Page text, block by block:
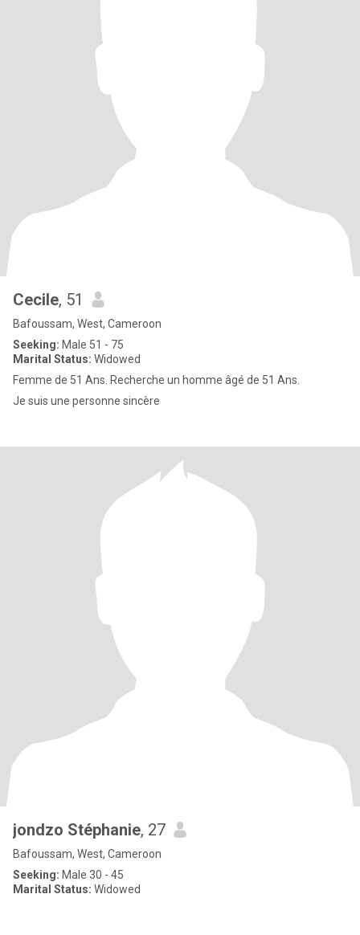
Cecile, 51
Bafoussam, West, Cameroon
Seeking: Male 51 - 75
Marital Status: Widowed
Femme de 51 Ans. Recherche un homme âgé de 51 Ans.
Je suis une personne sincère
jondzo Stéphanie, 27
Bafoussam, West, Cameroon
Seeking: Male 30 - 45
Marital Status: Widowed